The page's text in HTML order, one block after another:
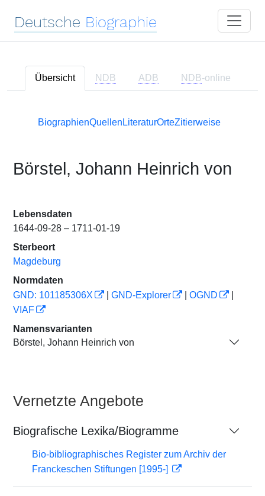
Deutsche Biographie
Übersicht NDB ADB NDB-online
BiographienQuellen LiteraturOrteZitierweise
Börstel, Johann Heinrich von
Lebensdaten
1644-09-28 – 1711-01-19
Sterbeort
Magdeburg
Normdaten
GND: 101185306X
GND-Explorer OGND
VIAF
Namensvarianten
Börstel, Johann Heinrich von
Vernetzte Angebote
Biografische Lexika/Biogramme
Bio-bibliographisches Register zum Archiv der
Franckeschen Stiftungen [1995-]